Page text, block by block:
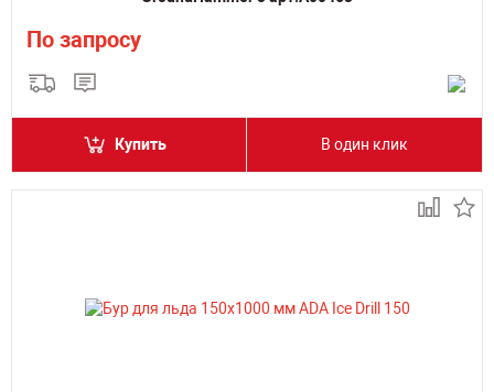
По запросу
Купить В один клик